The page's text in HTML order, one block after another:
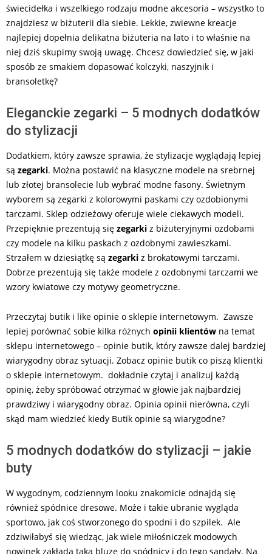
świecidełka i wszelkiego rodzaju modne akcesoria – wszystko to
znajdziesz w biżuterii dla siebie. Lekkie, zwiewne kreacje
najlepiej dopełnia delikatna biżuteria na lato i to właśnie na
niej dziś skupimy swoją uwagę. Chcesz dowiedzieć się, w jaki
sposób ze smakiem dopasować kolczyki, naszyjnik i
bransoletkę?
Eleganckie zegarki – 5 modnych dodatków
do stylizacji
Dodatkiem, który zawsze sprawia, że stylizacje wyglądają lepiej
są zegarki. Można postawić na klasyczne modele na srebrnej
lub złotej bransolecie lub wybrać modne fasony. Świetnym
wyborem są zegarki z kolorowymi paskami czy ozdobionymi
tarczami. Sklep odzieżowy oferuje wiele ciekawych modeli.
Przepięknie prezentują się zegarki z biżuteryjnymi ozdobami
czy modele na kilku paskach z ozdobnymi zawieszkami.
Strzałem w dziesiątkę są zegarki z brokatowymi tarczami.
Dobrze prezentują się także modele z ozdobnymi tarczami we
wzory kwiatowe czy motywy geometryczne.
Przeczytaj butik i like opinie o sklepie internetowym. Zawsze
lepiej porównać sobie kilka różnych opinii klientów na temat
sklepu internetowego – opinie butik, który zawsze dalej bardziej
wiarygodny obraz sytuacji. Zobacz opinie butik co piszą klientki
o sklepie internetowym. dokładnie czytaj i analizuj każdą
opinię, żeby spróbować otrzymać w głowie jak najbardziej
prawdziwy i wiarygodny obraz. Opinia opinii nierówna, czyli
skąd mam wiedzieć kiedy Butik opinie są wiarygodne?
5 modnych dodatków do stylizacji – jakie
buty
W wygodnym, codziennym looku znakomicie odnajdą się
również spódnice dresowe. Może i takie ubranie wygląda
sportowo, jak coś stworzonego do spodni i do szpilek. Ale
zdziwiłabyś się wiedząc, jak wiele miłośniczek modowych
nowinek zakłada taką bluzę do spódnicy i do tego sandały. Na